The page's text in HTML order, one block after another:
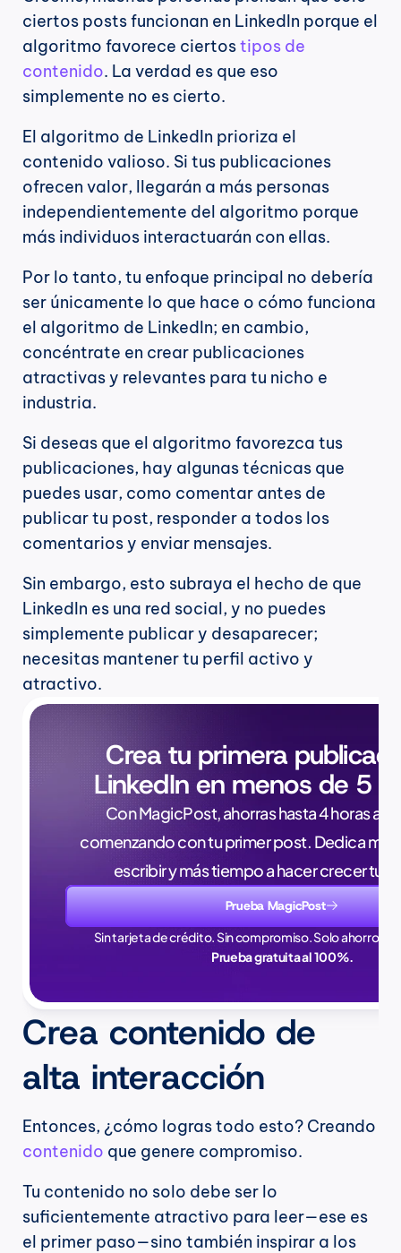
ciertos posts funcionan en LinkedIn porque el
algoritmo favorece ciertos tipos de
contenido. La verdad es que eso
simplemente no es cierto.
El algoritmo de LinkedIn prioriza el
contenido valioso. Si tus publicaciones
ofrecen valor, llegarán a más personas
independientemente del algoritmo porque
más individuos interactuarán con ellas.
Por lo tanto, tu enfoque principal no debería
ser únicamente lo que hace o cómo funciona
el algoritmo de LinkedIn; en cambio,
concéntrate en crear publicaciones
atractivas y relevantes para tu nicho e
industria.
Si deseas que el algoritmo favorezca tus
publicaciones, hay algunas técnicas que
puedes usar, como comentar antes de
publicar tu post, responder a todos los
comentarios y enviar mensajes.
Sin embargo, esto subraya el hecho de que
LinkedIn es una red social, y no puedes
simplemente publicar y desaparecer;
necesitas mantener tu perfil activo y
atractivo.
Crea tu primera
LinkedIn en menos de 5
Con MagicPost, ahorras hasta 4 horas a la
comenzando con tu primer post. Dedica
escribir y más tiempo a hacer crecer tu
Prueba MagicPost
Sin tarjeta de crédito. Sin compromiso. Solo ahorros
Prueba gratuita al 100%.
Crea contenido de
alta interacción
contenido que genere compromiso.
Tu contenido no solo debe ser lo
suficientemente atractivo para leer—ese es
el primer paso—sino también inspirar a los